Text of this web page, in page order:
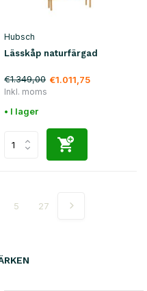
Hubsch
Lässkåp naturfärgad
€1.349,00 €1.011,75
Inkl. moms
• I lager
5 27